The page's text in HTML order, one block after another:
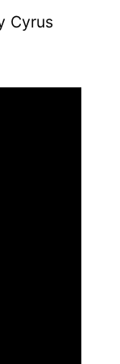
Cyrus